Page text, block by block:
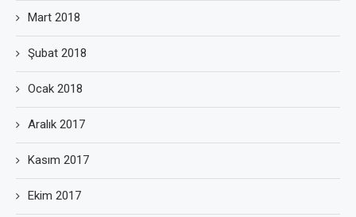
Mart 2018
Şubat 2018
Ocak 2018
Aralık 2017
Kasım 2017
Ekim 2017